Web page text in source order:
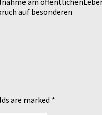
auf besonderen
are marked *